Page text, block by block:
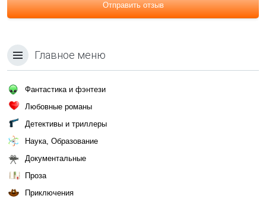
Отправить отзыв
Главное меню
Фантастика и фэнтези
Любовные романы
Детективы и триллеры
Наука, Образование
Документальные
Проза
Приключения